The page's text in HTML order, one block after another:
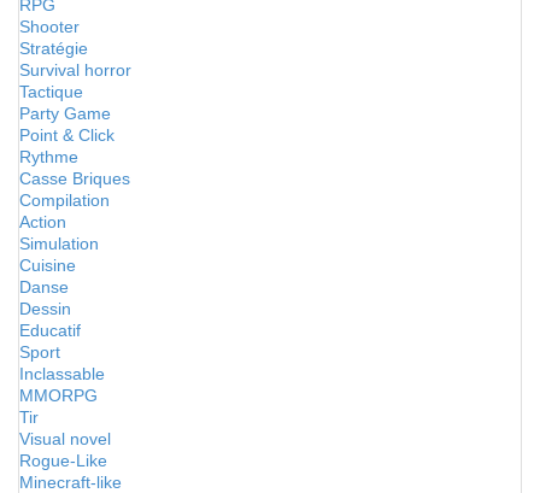
RPG
Shooter
Stratégie
Survival horror
Tactique
Party Game
Point & Click
Rythme
Casse Briques
Compilation
Action
Simulation
Cuisine
Danse
Dessin
Educatif
Sport
Inclassable
MMORPG
Tir
Visual novel
Rogue-Like
Minecraft-like